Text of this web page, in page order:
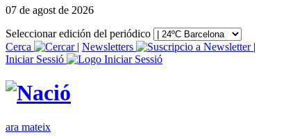
07 de agost de 2026
Seleccionar edición del periódico
Cerca
| Newsletters
|
Iniciar Sessió
ara mateix